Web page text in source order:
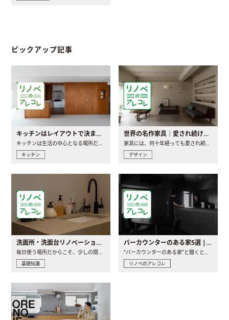
ピックアップ記事
キッチンはレイアウトで決まる。後悔しないための考え方と選び方
キッチンは生活の中心となる場所だからこそ、家の中のどこに置..
キッチン
世界の名作家具｜愛され続ける理由と一生モノとの出会い方
家具には、何十年経っても愛され続ける「名作」と呼ばれるもの..
デザイン
洗面所・洗面台リノベーションの事例と間取りアイデア
基礎知識
バーカウンターのある家5選 | 日常に馴染む“距離の近い”キッチンとは
リノベのアレコレ